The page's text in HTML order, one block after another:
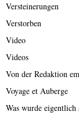
Versteinerungen
Verstorben
Video
Videos
Von der Redaktion
Voyage et Auberge
Was wurde